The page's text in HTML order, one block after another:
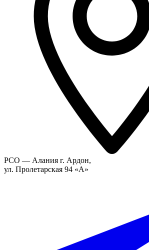
РСО — Алания г. Ардон,
ул. Пролетарская 94 «А»